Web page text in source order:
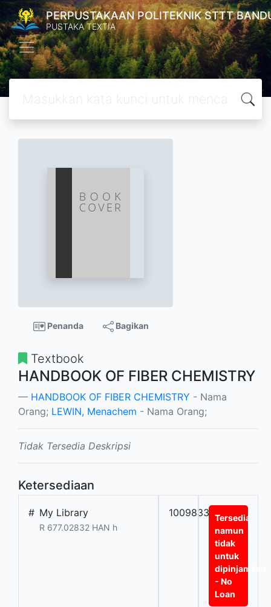
PERPUSTAKAAN POLITEKNIK STTT
PUSTAKA TEXTIA
Penanda Bagikan
Textbook
HANDBOOK OF FIBER CHEMISTRY
HANDBOOK OF FIBER CHEMISTRY - Nama
Orang; LEWIN, Menachem - Nama Orang;
Tidak Tersedia Deskripsi
Ketersediaan
# My Library
R 677.02832 HAN h
1009833201Tersedia
namun
tidak
untuk
dipinjamkan
- No
Loan